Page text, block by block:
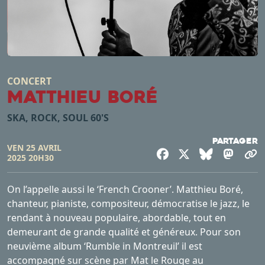
CONCERT
Matthieu Boré
SKA, ROCK, SOUL 60'S
VEN 25 AVRIL
2025 20H30
Partager
FacebookBluesky
On l’appelle aussi le ‘French Crooner’. Matthieu Boré,
chanteur, pianiste, compositeur, démocratise le jazz, le
rendant à nouveau populaire, abordable, tout en
demeurant de grande qualité et généreux. Pour son
neuvième album ‘Rumble in Montreuil’ il est
accompagné sur scène par Mat le Rouge au